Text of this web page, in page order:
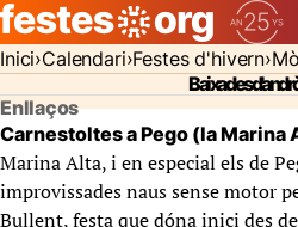
Inici Calendari Festes d'hivern
Baixades
Enllaços
Carnestoltes a Pego (la Marina
Marina Alta, i en especial els de
improvissades naus sense motor
Bullent, festa que dóna inici des